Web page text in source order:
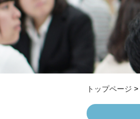
トップページ >